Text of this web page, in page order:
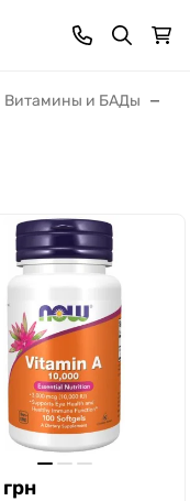
Витамины и БАДы
грн